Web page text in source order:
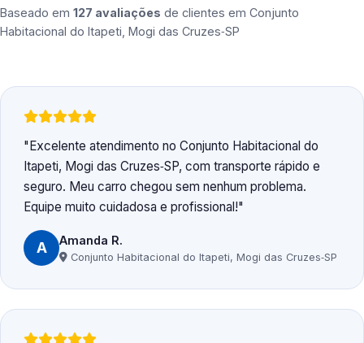
Baseado em 127 avaliações de clientes em Conjunto
Habitacional do Itapeti, Mogi das Cruzes‑SP
Excelente atendimento no Conjunto Habitacional do
Itapeti, Mogi das Cruzes‑SP, com transporte rápido e
seguro. Meu carro chegou sem nenhum problema.
Equipe muito cuidadosa e profissional!
A Amanda R.
Conjunto Habitacional do Itapeti, Mogi das Cruzes‑SP